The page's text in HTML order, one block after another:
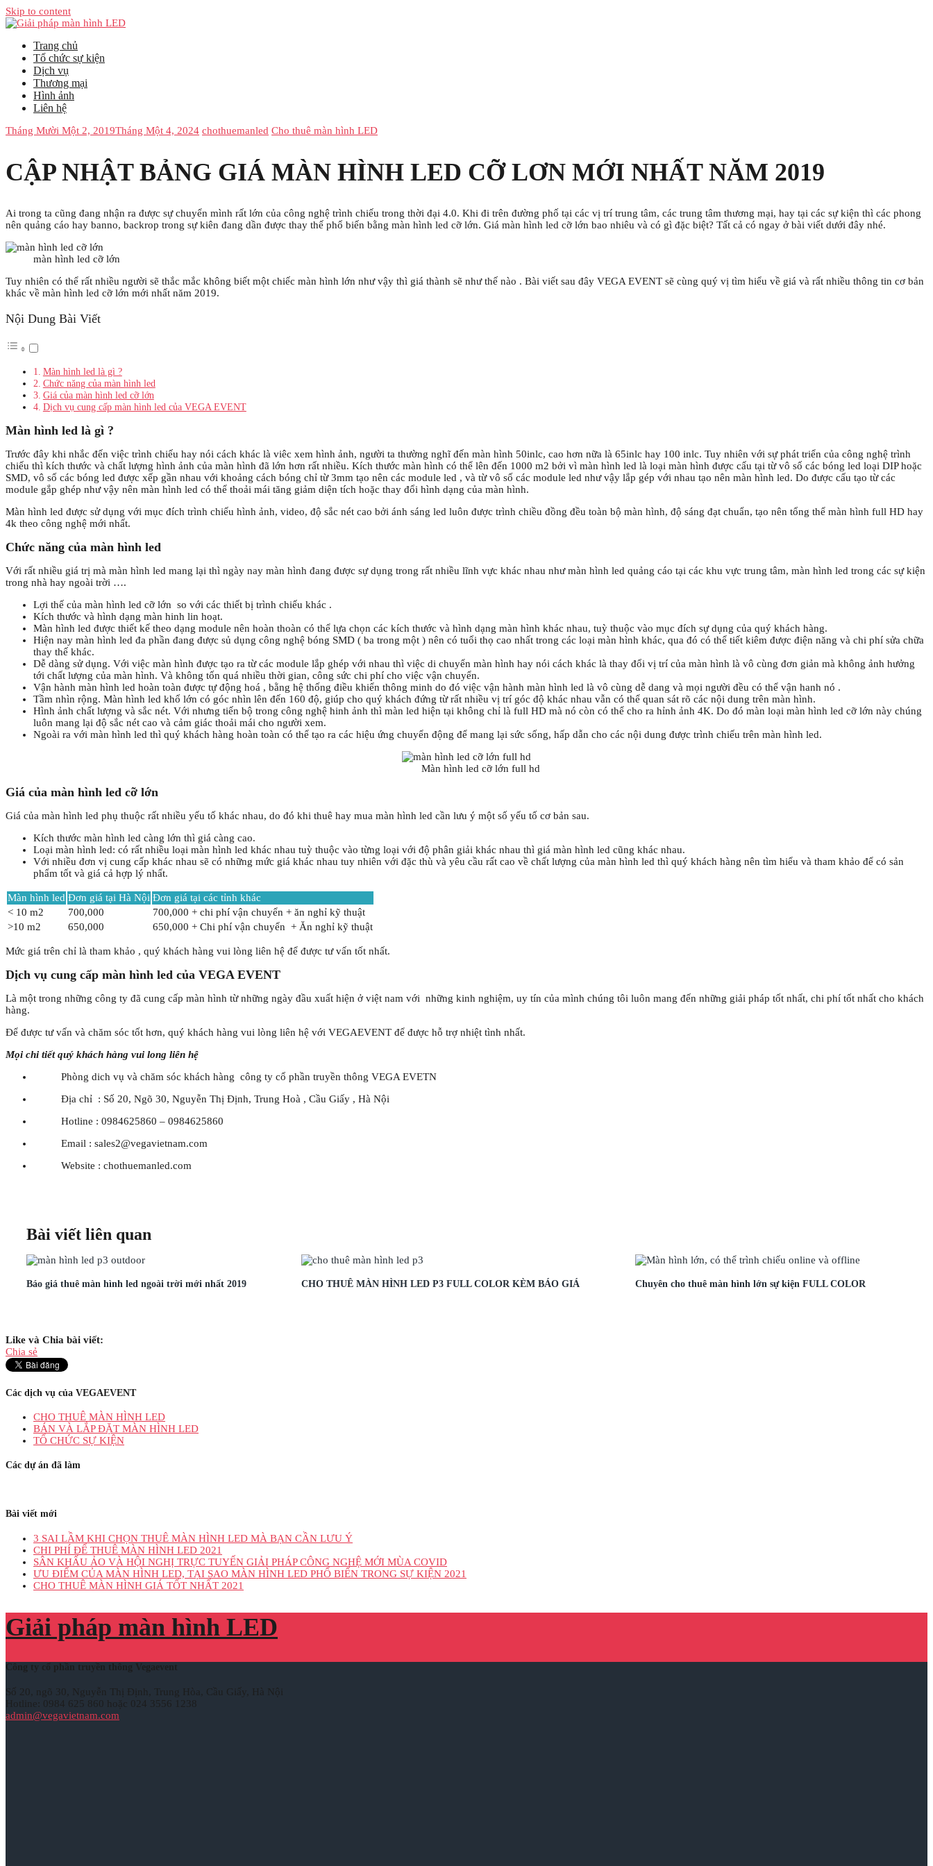
Skip to content
Trang chủ
Tổ chức sự kiện
Dịch vụ
Thương mại
Hình ảnh
Liên hệ
Tháng Mười Một 2, 2019Tháng Một 4, 2024 chothuemanled Cho thuê màn hình LED
CẬP NHẬT BẢNG GIÁ MÀN HÌNH LED CỠ LƠN MỚI NHẤT NĂM 2019
Ai trong ta cũng đang nhận ra được sự chuyển mình rất lớn của công nghệ trình chiếu trong thời đại 4.0. Khi đi trên đường phố tại các vị trí trung tâm, các trung tâm thương mại, hay tại các sự kiện thì các phong
nên quảng cáo hay banno, backrop trong sự kiên đang dần được thay thế phổ biến bằng màn hình led cỡ lớn. Giá màn hình led cỡ lớn bao nhiêu và có gì đặc biệt? Tất cả có ngay ở bài viết dưới đây nhé.
màn hình led cỡ lớn
Tuy nhiên có thể rất nhiều người sẽ thắc mắc không biết một chiếc màn hình lớn như vậy thì giá thành sẽ như thế nào . Bài viết sau đây VEGA EVENT sẽ cùng quý vị tìm hiểu về giá và rất nhiều thông tin cơ bản
khác về màn hình led cỡ lớn mới nhất năm 2019.
Nội Dung Bài Viết
Màn hình led là gì ?
Chức năng của màn hình led
Giá của màn hình led cỡ lớn
Dịch vụ cung cấp màn hình led của VEGA EVENT
Màn hình led là gì ?
Trước đây khi nhắc đến việc trình chiếu hay nói cách khác là viêc xem hình ảnh, người ta thường nghĩ đến màn hình 50inlc, cao hơn nữa là 65inlc hay 100 inlc. Tuy nhiên với sự phát triển của công nghệ trình
chiếu thì kích thước và chất lượng hình ảnh của màn hình đã lớn hơn rất nhiều. Kích thước màn hình có thể lên đến 1000 m2 bởi vì màn hình led là loại màn hình được cấu tại từ vô số các bóng led loại DIP hoặc
SMD, vô số các bóng led được xếp gần nhau với khoảng cách bóng chỉ từ 3mm tạo nên các module led , và từ vô số các module led như vậy lắp gép với nhau tạo nên màn hình led. Do được cấu tạo từ các
module gắp ghép như vậy nên màn hình led có thể thoải mái tăng giảm diện tích hoặc thay đổi hình dạng của màn hình.
Màn hình led được sử dụng với mục đích trình chiếu hình ảnh, video, độ sắc nét cao bởi ánh sáng led luôn được trình chiều đồng đều toàn bộ màn hình, độ sáng đạt chuẩn, tạo nên tổng thể màn hình full HD hay
4k theo công nghệ mới nhất.
Chức năng của màn hình led
Với rất nhiều giá trị mà màn hình led mang lại thì ngày nay màn hình đang được sự dụng trong rất nhiều lĩnh vực khác nhau như màn hình led quảng cáo tại các khu vực trung tâm, màn hình led trong các sự kiện
trong nhà hay ngoài trời ….
Lợi thế của màn hình led cỡ lớn so với các thiết bị trình chiếu khác .
Kích thước và hình dạng màn hinh lin hoạt.
Màn hình led được thiết kế theo dạng module nên hoàn thoàn có thể lựa chọn các kích thước và hình dạng màn hình khác nhau, tuỳ thuộc vào mục đích sự dụng của quý khách hàng.
Hiện nay màn hình led đa phần đang được sủ dụng công nghệ bóng SMD ( ba trong một ) nên có tuổi thọ cao nhất trong các loại màn hình khác, qua đó có thể tiết kiêm được điện năng và chi phí sửa chữa
thay thế khác.
Dễ dàng sử dụng. Với việc màn hình được tạo ra từ các module lắp ghép với nhau thì việc di chuyển màn hình hay nói cách khác là thay đổi vị trí của màn hình là vô cùng đơn giản mà không ảnh hưởng
tới chất lượng của màn hình. Và không tốn quá nhiều thời gian, công sức chi phí cho việc vận chuyển.
Vận hành màn hình led hoàn toàn được tự động hoá , bằng hệ thống điều khiển thông minh do đó việc vận hành màn hình led là vô cùng dễ dang và mọi người đều có thể vận hanh nó .
Tầm nhìn rộng. Màn hình led khổ lớn có góc nhìn lên đến 160 độ, giúp cho quý khách đứng từ rất nhiều vị trí góc độ khác nhau vẫn có thể quan sát rõ các nội dung trên màn hình.
Hình ảnh chất lượng và sắc nét. Với nhưng tiến bộ trong công nghệ hinh ảnh thì màn led hiện tại không chỉ là full HD mà nó còn có thể cho ra hỉnh ảnh 4K. Do đó màn loại màn hình led cỡ lớn này chúng
luôn mang lại độ sắc nét cao và cảm giác thoải mái cho người xem.
Ngoài ra với màn hình led thì quý khách hàng hoàn toàn có thể tạo ra các hiệu ứng chuyển động để mang lại sức sống, hấp dẫn cho các nội dung được trình chiếu trên màn hình led.
Màn hình led cỡ lớn full hd
Giá của màn hình led cỡ lớn
Giá của màn hình led phụ thuộc rất nhiều yếu tố khác nhau, do đó khi thuê hay mua màn hình led cần lưu ý một số yếu tố cơ bản sau.
Kích thước màn hình led càng lớn thì giá càng cao.
Loại màn hình led: có rất nhiều loại màn hình led khác nhau tuỳ thuộc vào từng loại với độ phân giải khác nhau thì giá màn hình led cũng khác nhau.
Với nhiều đơn vị cung cấp khác nhau sẽ có những mức giá khác nhau tuy nhiên với đặc thù và yêu cầu rất cao về chất lượng của màn hình led thì quý khách hàng nên tìm hiểu và tham khảo để có sản
phẩm tốt và giá cả hợp lý nhất.
Màn hình led Đơn giá tại Hà Nội Đơn giá tại các tỉnh khác
< 10 m2
700,000
700,000 + chi phí vận chuyển + ăn nghỉ kỹ thuật
>10 m2
650,000 650,000 + Chi phí vận chuyển + Ăn nghỉ kỹ thuật
Mức giá trên chỉ là tham khảo , quý khách hàng vui lòng liên hệ để được tư vấn tốt nhất.
Dịch vụ cung cấp màn hình led của VEGA EVENT
Là một trong những công ty đã cung cấp màn hình từ những ngày đầu xuất hiện ở việt nam với những kinh nghiệm, uy tín của mình chúng tôi luôn mang đến những giải pháp tốt nhất, chi phí tốt nhất cho khách
hàng.
Để được tư vấn và chăm sóc tốt hơn, quý khách hàng vui lòng liên hệ với VEGAEVENT để được hỗ trợ nhiệt tình nhất.
Mọi chi tiết quý khách hàng vui long liên hệ
Phòng dich vụ và chăm sóc khách hàng công ty cổ phần truyền thông VEGA EVETN
Địa chỉ : Số 20, Ngõ 30, Nguyễn Thị Định, Trung Hoà , Cầu Giấy , Hà Nội
Hotline : 0984625860 – 0984625860
Email : sales2@vegavietnam.com
Website : chothuemanled.com
Bài viết liên quan
Báo giá thuê màn hình led ngoài trời mới nhất 2019 CHO THUÊ MÀN HÌNH LED P3 FULL COLOR KÈM BÁO GIÁ Chuyên cho thuê màn hình lớn sự kiện FULL COLOR
Like và Chia bài viết:
Chia sẻ
Các dịch vụ của VEGAEVENT
CHO THUÊ MÀN HÌNH LED
BÁN VÀ LẮP ĐẶT MÀN HÌNH LED
TỔ CHỨC SỰ KIỆN
Các dự án đã làm
Bài viết mới
3 SAI LẦM KHI CHỌN THUÊ MÀN HÌNH LED MÀ BẠN CẦN LƯU Ý
CHI PHÍ ĐỂ THUÊ MÀN HÌNH LED 2021
SÂN KHẤU ẢO VÀ HỘI NGHỊ TRỰC TUYẾN GIẢI PHÁP CÔNG NGHỆ MỚI MÙA COVID
ƯU ĐIỂM CỦA MÀN HÌNH LED, TẠI SAO MÀN HÌNH LED PHỔ BIẾN TRONG SỰ KIỆN 2021
CHO THUÊ MÀN HÌNH GIÁ TỐT NHẤT 2021
Giải pháp màn hình LED
Công ty cổ phần truyền thông Vegaevent
Số 20, ngõ 30, Nguyễn Thị Định, Trung Hòa, Cầu Giấy, Hà Nội
Hotline: 0984 625 860 hoặc 024 3556 1238
admin@vegavietnam.com